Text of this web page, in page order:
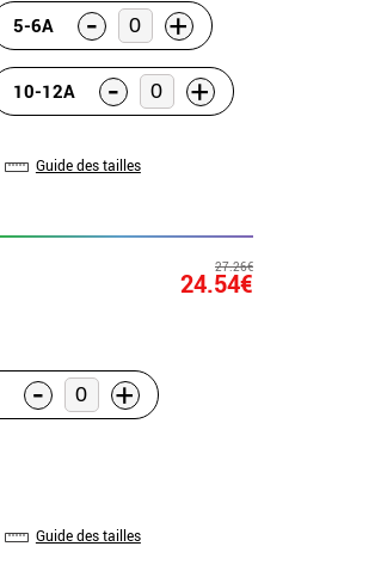
5-6A - +
10-12A - +
Guide des tailles
27.26€
24.54€
- +
Guide des tailles